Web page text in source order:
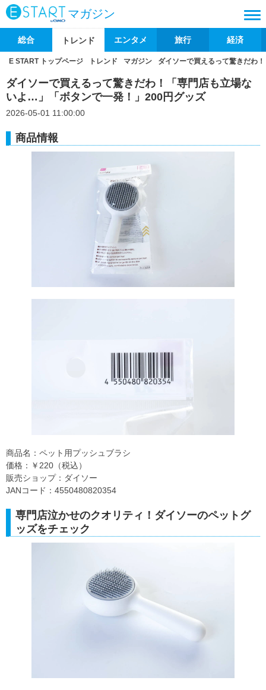
マガジン
総合 トレンド エンタメ 旅行 経済
E START トップページ トレンド マガジン ダイソーで買えるって驚きだわ
ダイソーで買えるって驚きだわ！「専門店も立場な
いよ…」「ボタンで一発！」200円グッズ
2026-05-01 11:00:00
商品情報
商品名：ペット用プッシュブラシ
価格：￥220（税込）
販売ショップ：ダイソー
JANコード：4550480820354
専門店泣かせのクオリティ！ダイソーのペットグ
ッズをチェック